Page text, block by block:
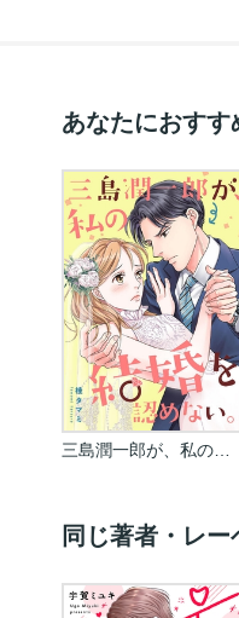
あなたにおす
同じ著者・レ